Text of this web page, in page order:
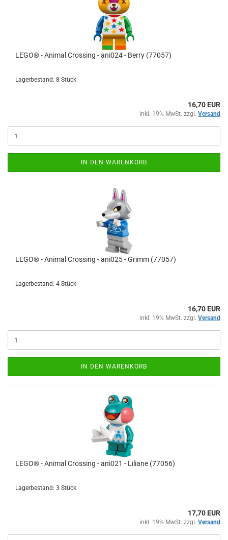
LEGO® - Animal Crossing - ani024 - Berry (77057)
Lagerbestand: 8 Stück
16,70 EUR
inkl. 19% MwSt. zzgl. Versand
IN DEN WARENKORB
LEGO® - Animal Crossing - ani025 - Grimm (77057)
Lagerbestand: 4 Stück
16,70 EUR
inkl. 19% MwSt. zzgl. Versand
IN DEN WARENKORB
LEGO® - Animal Crossing - ani021 - Liliane (77056)
Lagerbestand: 3 Stück
17,70 EUR
inkl. 19% MwSt. zzgl. Versand